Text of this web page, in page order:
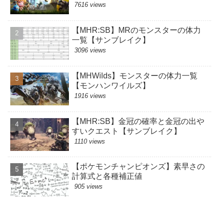
7616 views
【MHR:SB】MRのモンスターの体力
一覧【サンブレイク】
3096 views
【MHWilds】モンスターの体力一覧
【モンハンワイルズ】
1916 views
【MHR:SB】金冠の確率と金冠の出や
すいクエスト【サンブレイク】
1110 views
【ポケモンチャンピオンズ】素早さの
計算式と各種補正値
905 views